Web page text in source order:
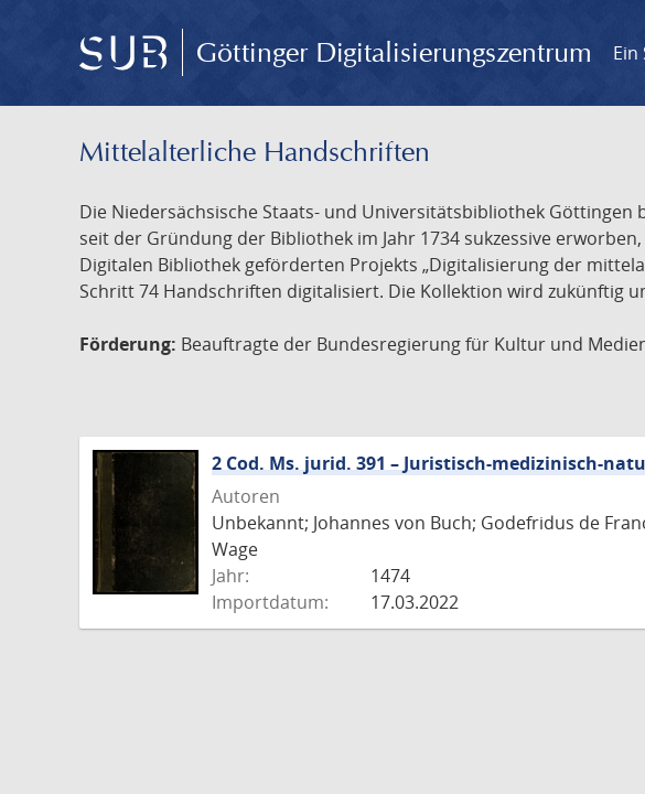
Göttinger Digitalisierungszentrum Ein
Mittelalterliche Handschriften
Die Niedersächsische Staats- und Universitätsbibliothek
seit der Gründung der Bibliothek im Jahr 1734 sukzessive
Digitalen Bibliothek geförderten Projekts „Digitalisierung der
Schritt 74 Handschriften digitalisiert. Die Kollektion wird zukünftig
Förderung: Beauftragte der Bundesregierung für Kultur und
2 Cod. Ms. jurid. 391 – Juristisch-medizinisch-
Autoren
Unbekannt; Johannes von Buch; Godefridus de
Wage
Jahr:
1474
Importdatum:
17.03.2022